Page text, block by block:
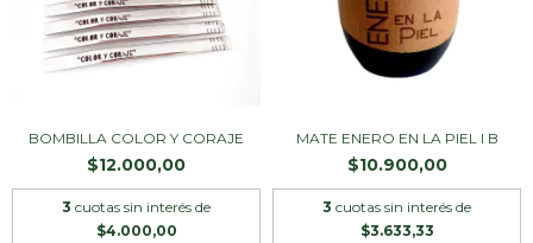
BOMBILLA COLOR Y CORAJE
$12.000,00
3 cuotas sin interés de
$4.000,00
MATE ENERO EN LA PIEL I B
$10.900,00
3 cuotas sin interés de
$3.633,33